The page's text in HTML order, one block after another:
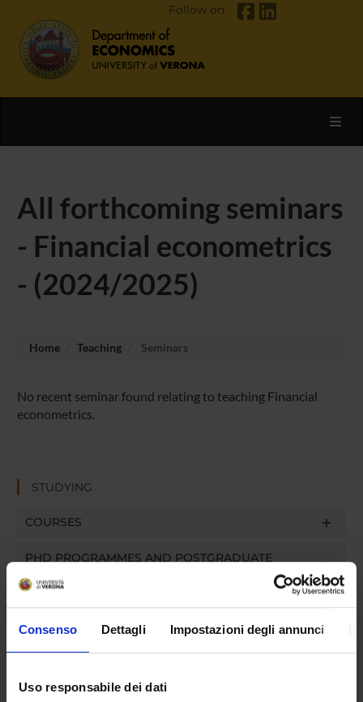
Consenso Dettagli Impostazioni degli annunci
Uso responsabile dei dati
Follow on
All forthcoming seminars
- Financial econometrics
- (2024/2025)
Home Teaching Seminars
No recent seminar found relating to teaching Financial
econometrics.
STUDYING
COURSES
PHD PROGRAMMES AND POSTGRADUATE
Calendar